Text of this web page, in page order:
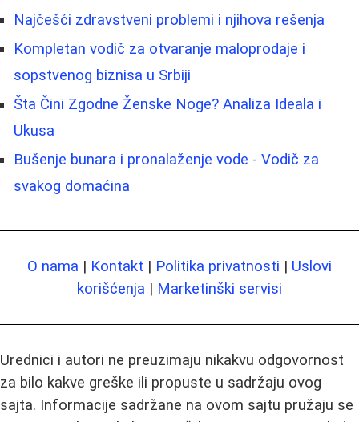
Najčešći zdravstveni problemi i njihova rešenja
Kompletan vodič za otvaranje maloprodaje i
sopstvenog biznisa u Srbiji
Šta Čini Zgodne Ženske Noge? Analiza Ideala i
Ukusa
Bušenje bunara i pronalaženje vode - Vodič za
svakog domaćina
O nama | Kontakt | Politika privatnosti | Uslovi
korišćenja | Marketinški servisi
Urednici i autori ne preuzimaju nikakvu odgovornost
za bilo kakve greške ili propuste u sadržaju ovog
sajta. Informacije sadržane na ovom sajtu pružaju se